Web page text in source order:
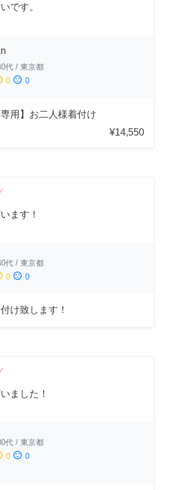
です。
代 / 東京都
0 sentiment_dissatisfied 0
専用】お二人様着付け
¥14,550
ます！
代 / 東京都
0 sentiment_dissatisfied 0
け致します！
ました！
代 / 東京都
0 sentiment_dissatisfied 0